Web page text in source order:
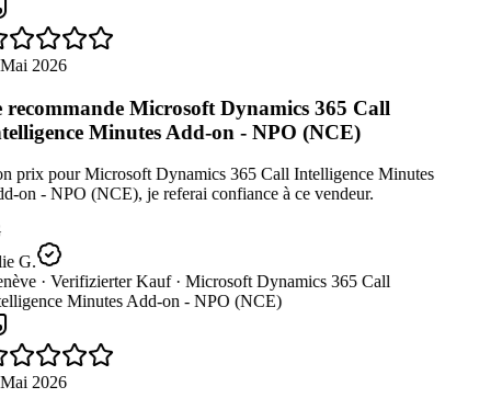
2026
recommande Microsoft Dynamics 365 Call
Minutes Add-on - NPO (NCE)
prix pour Microsoft Dynamics 365 Call Intelligence Minutes
on - NPO (NCE), je referai confiance à ce vendeur.
G.
· Verifizierter Kauf · Microsoft Dynamics 365 Call
Minutes Add-on - NPO (NCE)
2026